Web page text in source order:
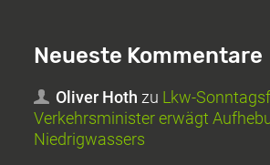
Neueste Kommentare
Oliver Hoth zu Lkw-
Verkehrsminister erwägt
Niedrigwassers